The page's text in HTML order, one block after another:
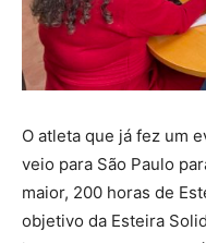
O atleta que já fez um
veio para São Paulo
maior, 200 horas de
objetivo da Esteira